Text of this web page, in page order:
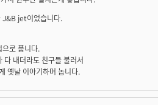
J&B jet이었습니다.
으로 풉니다.
다 내더라도 친구들 불러서
옛날 이야기하며 놉니다.